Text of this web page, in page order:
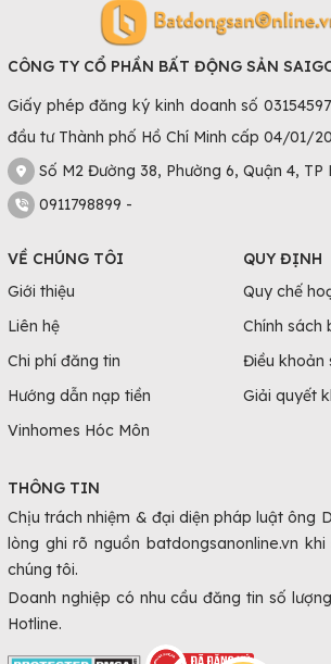
CÔNG TY CỔ PHẦN BẤT ĐỘNG SẢN
Giấy phép đăng ký kinh doanh số
đầu tư Thành phố Hồ Chí Minh cấp 04/01/
Số M2 Đường 38, Phường 6, Quận 4, TP
0911798899 -
VỀ CHÚNG TÔI
Giới thiệu
Liên hệ
Chi phí đăng tin
Hướng dẫn nạp tiền
Vinhomes Hóc Môn
QUY ĐỊNH
Quy chế
Chính sách
Điều khoản
Giải quyết
THÔNG TIN
Chịu trách nhiệm & đại diện pháp luật ông
lòng ghi rõ nguồn batdongsanonline.vn
chúng tôi.
Doanh nghiệp có nhu cầu đăng tin số
Hotline.